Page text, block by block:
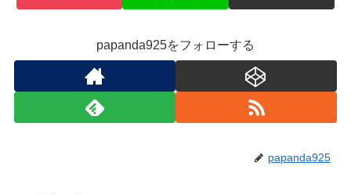
papanda925をフォローする
papanda925